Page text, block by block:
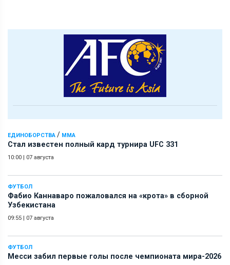
ЕДИНОБОРСТВА / ММА
Стал известен полный кард турнира UFC 331
10:00 | 07 августа
ФУТБОЛ
Фабио Каннаваро пожаловался на «крота» в сборной
Узбекистана
09:55 | 07 августа
ФУТБОЛ
Месси забил первые голы после чемпионата мира-2026